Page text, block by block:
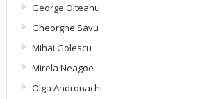
George Olteanu
Gheorghe Savu
Mihai Golescu
Mirela Neagoe
Olga Andronachi